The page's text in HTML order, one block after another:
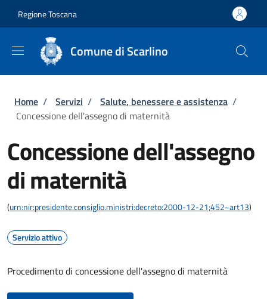
Regione Toscana
Comune di Scarlino
Briciole di pane
Home / Servizi / Salute, benessere e assistenza /
Concessione dell'assegno di maternità
Concessione dell'assegno
di maternità
(urn:nir:presidente.consiglio.ministri:decreto:2000-12-21;452~art13)
Servizio attivo
Procedimento di concessione dell'assegno di maternità